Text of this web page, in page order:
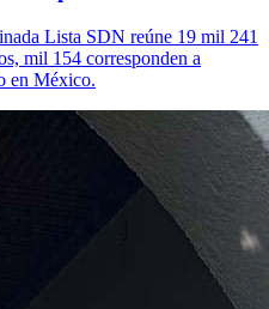
Lista SDN reúne 19 mil 241
mil 154 corresponden a
en México.